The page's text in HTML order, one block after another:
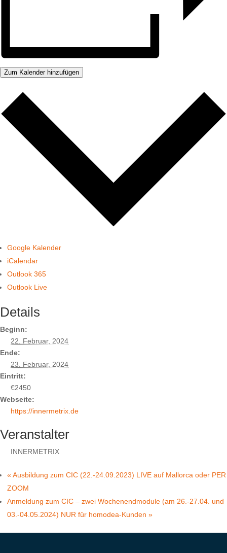
Zum Kalender hinzufügen
Google Kalender
iCalendar
Outlook 365
Outlook Live
Details
Beginn:
22. Februar, 2024
Ende:
23. Februar, 2024
Eintritt:
€2450
Webseite:
https://innermetrix.de
Veranstalter
INNERMETRIX
« Ausbildung zum CIC (22.-24.09.2023) LIVE auf Mallorca oder PER
ZOOM
Anmeldung zum CIC – zwei Wochenendmodule (am 26.-27.04. und
03.-04.05.2024) NUR für homodea-Kunden »